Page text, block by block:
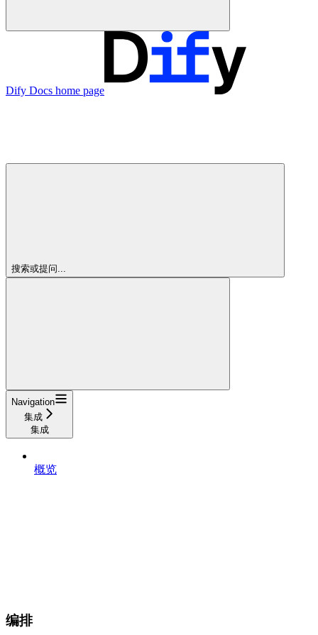
Dify Docs home page
搜索或提问...
Navigation
集成
集成
概览
编排